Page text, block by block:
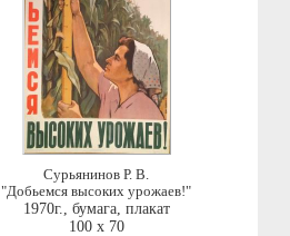
Сурьянинов Р. В.
"Добьемся высоких урожаев!"
1970г., бумага, плакат
100 x 70